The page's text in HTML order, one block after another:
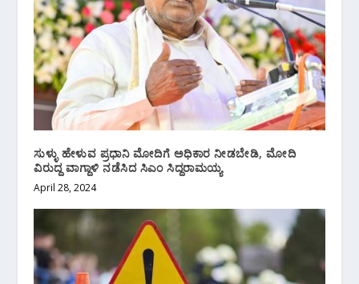
ಸುಳ್ಳು ಹೇಳುವ ಪ್ರಧಾನಿ ಮೋದಿಗೆ ಅಧಿಕಾರ ನೀಡಬೇಡಿ, ಮೋದಿ
ವಿರುದ್ದ ವಾಗ್ದಾಳಿ ನಡೆಸಿದ ಸಿಎಂ ಸಿದ್ದರಾಮಯ್ಯ
April 28, 2024